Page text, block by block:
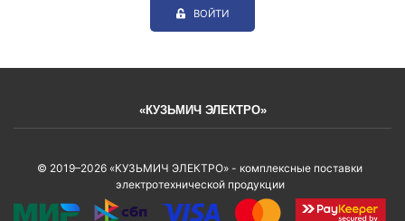
ВОЙТИ
«КУЗЬМИЧ ЭЛЕКТРО»
© 2019–2026 «КУЗЬМИЧ ЭЛЕКТРО» - комплексные поставки
электротехнической продукции